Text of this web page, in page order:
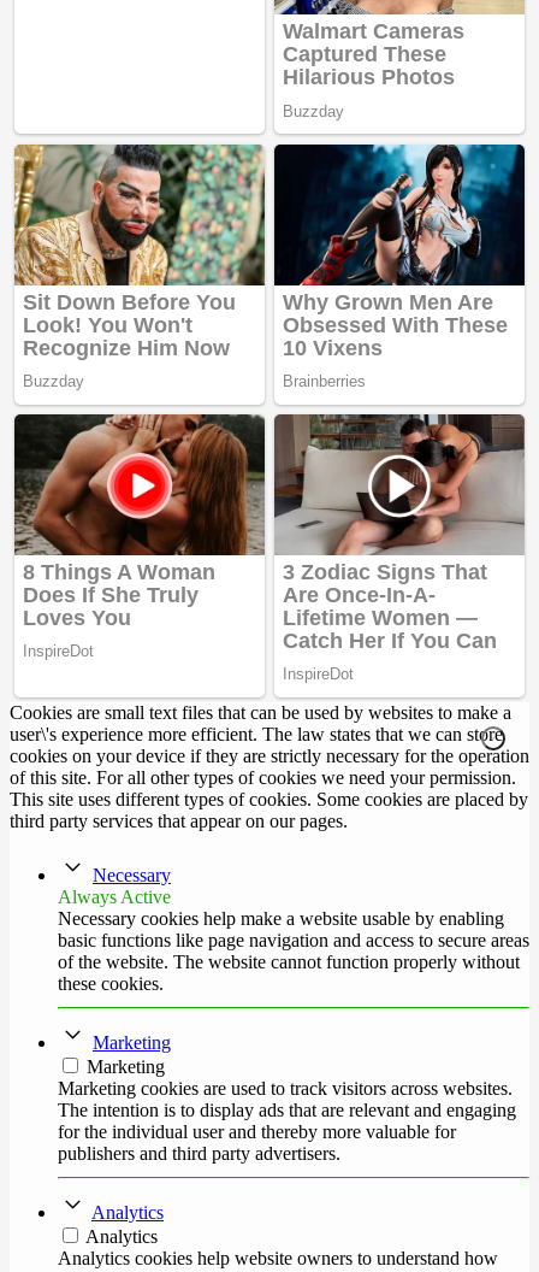
Cookies are small text files that can be used by websites to make a
user\'s experience more efficient. The law states that we can store
cookies on your device if they are strictly necessary for the operation
of this site. For all other types of cookies we need your permission.
This site uses different types of cookies. Some cookies are placed by
third party services that appear on our pages.
Necessary
Always Active
Necessary cookies help make a website usable by enabling
basic functions like page navigation and access to secure areas
of the website. The website cannot function properly without
these cookies.
Marketing
Marketing
Marketing cookies are used to track visitors across websites.
The intention is to display ads that are relevant and engaging
for the individual user and thereby more valuable for
publishers and third party advertisers.
Analytics
Analytics
Analytics cookies help website owners to understand how